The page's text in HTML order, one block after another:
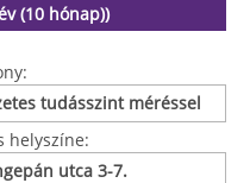
(10 hónap))
tudásszint méréssel
helyszíne:
utca 3-7.